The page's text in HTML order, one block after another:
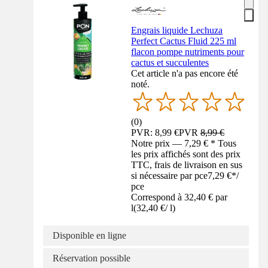
Engrais liquide Lechuza
Perfect Cactus Fluid 225 ml
flacon pompe nutriments pour
cactus et succulentes
Cet article n'a pas encore été
noté.
(0)
PVR: 8,99 €PVR8,99 €
Notre prix — 7,29 € * Tous
les prix affichés sont des prix
TTC, frais de livraison en sus
si nécessaire par pce7,29 €*/
pce
Correspond à 32,40 € par
l(32,40 €/ l)
Disponible en ligne
Réservation possible